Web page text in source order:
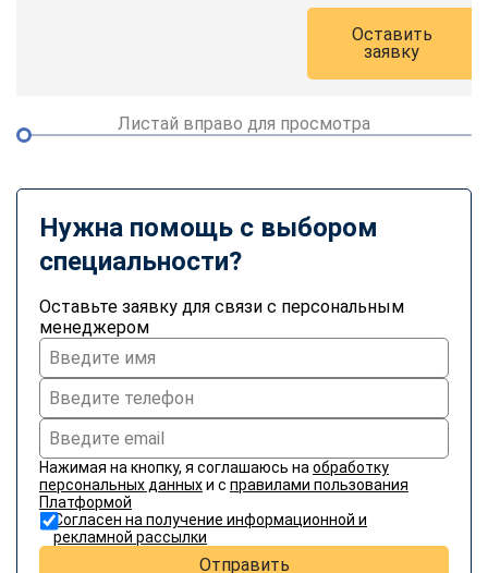
Оставить
заявку
Листай вправо для просмотра
Нужна помощь с выбором
специальности?
Оставьте заявку для связи с персональным
менеджером
Нажимая на кнопку, я соглашаюсь на обработку
персональных данныхи с правилами пользования
Платформой
Согласен на получение информационной и
рекламной рассылки
Отправить